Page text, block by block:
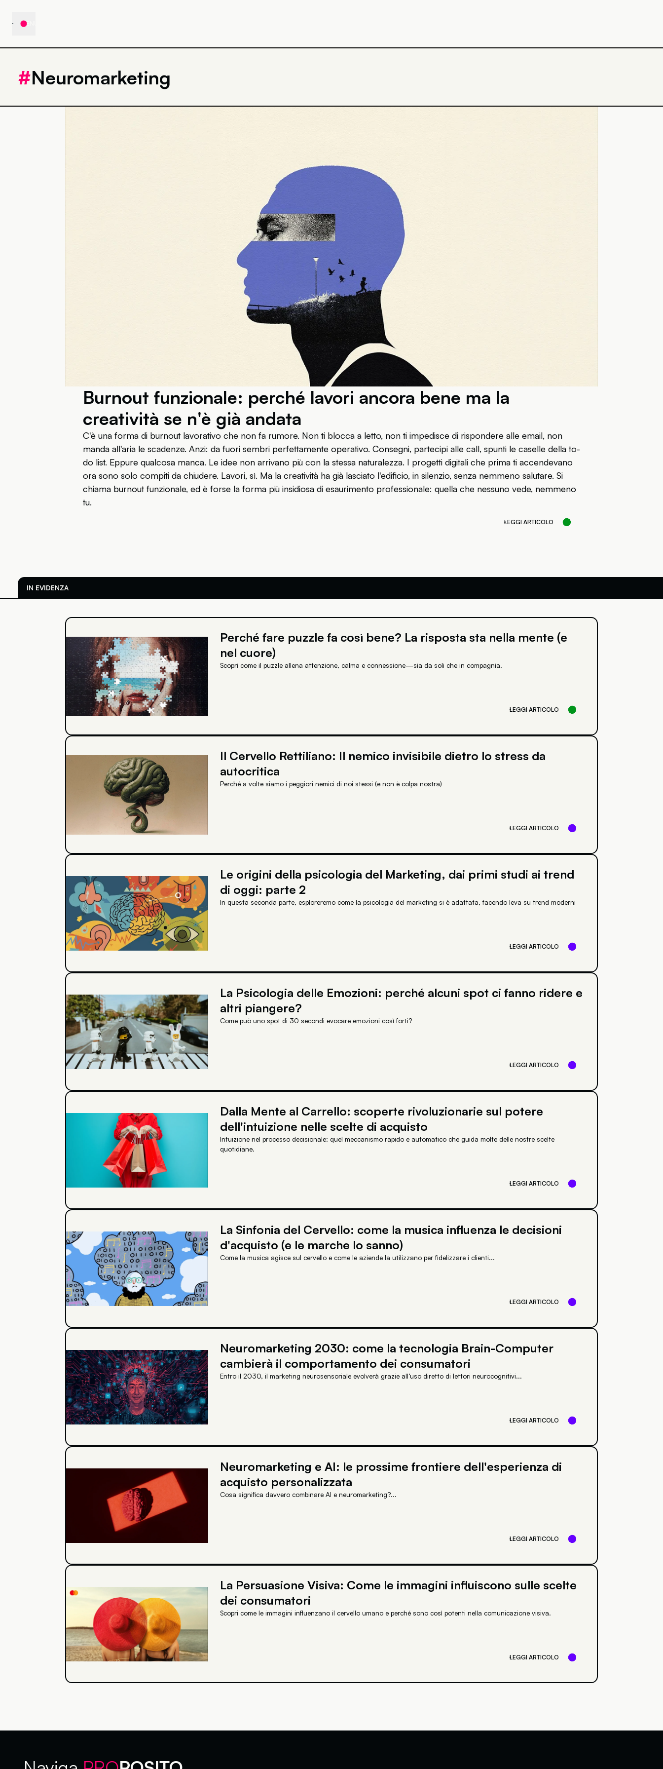
MENU
#Neuromarketing
Burnout funzionale: perché lavori ancora bene ma la
creatività se n'è già andata
C'è una forma di burnout lavorativo che non fa rumore. Non ti blocca a letto, non ti impedisce di rispondere alle email, non
manda all'aria le scadenze. Anzi: da fuori sembri perfettamente operativo. Consegni, partecipi alle call, spunti le caselle della to-
do list. Eppure qualcosa manca. Le idee non arrivano più con la stessa naturalezza. I progetti digitali che prima ti accendevano
ora sono solo compiti da chiudere. Lavori, sì. Ma la creatività ha già lasciato l'edificio, in silenzio, senza nemmeno salutare. Si
chiama burnout funzionale, ed è forse la forma più insidiosa di esaurimento professionale: quella che nessuno vede, nemmeno
tu.
LEGGI ARTICOLO
IN EVIDENZA
Perché fare puzzle fa così bene? La risposta sta nella mente (e
nel cuore)
Scopri come il puzzle allena attenzione, calma e connessione—sia da soli che in compagnia.
LEGGI ARTICOLO
Il Cervello Rettiliano: Il nemico invisibile dietro lo stress da
autocritica
Perché a volte siamo i peggiori nemici di noi stessi (e non è colpa nostra)
LEGGI ARTICOLO
Le origini della psicologia del Marketing, dai primi studi ai trend
di oggi: parte 2
In questa seconda parte, esploreremo come la psicologia del marketing si è adattata, facendo leva su trend moderni
LEGGI ARTICOLO
La Psicologia delle Emozioni: perché alcuni spot ci fanno ridere e
altri piangere?
Come può uno spot di 30 secondi evocare emozioni così forti?
LEGGI ARTICOLO
Dalla Mente al Carrello: scoperte rivoluzionarie sul potere
dell'intuizione nelle scelte di acquisto
Intuizione nel processo decisionale: quel meccanismo rapido e automatico che guida molte delle nostre scelte
quotidiane.
LEGGI ARTICOLO
La Sinfonia del Cervello: come la musica influenza le decisioni
d'acquisto (e le marche lo sanno)
Come la musica agisce sul cervello e come le aziende la utilizzano per fidelizzare i clienti...
LEGGI ARTICOLO
Neuromarketing 2030: come la tecnologia Brain-Computer
cambierà il comportamento dei consumatori
Entro il 2030, il marketing neurosensoriale evolverà grazie all’uso diretto di lettori neurocognitivi...
LEGGI ARTICOLO
Neuromarketing e AI: le prossime frontiere dell'esperienza di
acquisto personalizzata
Cosa significa davvero combinare AI e neuromarketing?...
LEGGI ARTICOLO
La Persuasione Visiva: Come le immagini influiscono sulle scelte
dei consumatori
Scopri come le immagini influenzano il cervello umano e perché sono così potenti nella comunicazione visiva.
LEGGI ARTICOLO